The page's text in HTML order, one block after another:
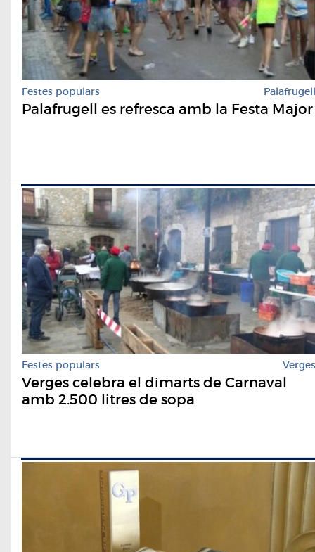
Festes populars Palafrugell
Palafrugell es refresca amb la Festa Major
Festes populars Verges
Verges celebra el dimarts de Carnaval
amb 2.500 litres de sopa